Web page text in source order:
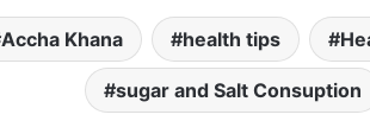
Accha Khana health tips
sugar and Salt Consuption